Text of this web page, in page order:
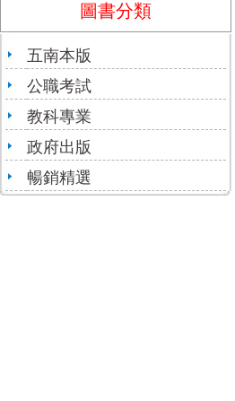
圖書分類
五南本版
公職考試
教科專業
政府出版
暢銷精選